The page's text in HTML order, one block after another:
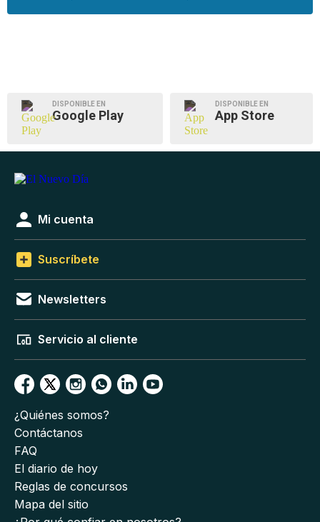
DISPONIBLE EN
Google Play
DISPONIBLE EN
App Store
Mi cuenta
Suscríbete
Newsletters
Servicio al cliente
¿Quiénes somos?
Contáctanos
FAQ
El diario de hoy
Reglas de concursos
Mapa del sitio